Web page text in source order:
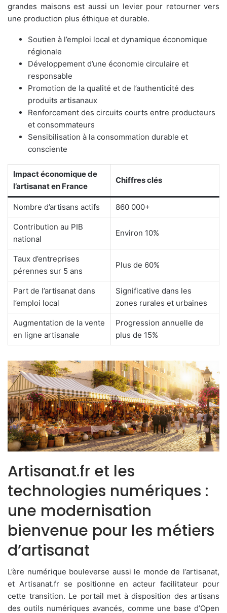
grandes maisons est aussi un levier pour retourner vers
une production plus éthique et durable.
Soutien à l’emploi local et dynamique économique
régionale
Développement d’une économie circulaire et
responsable
Promotion de la qualité et de l’authenticité des
produits artisanaux
Renforcement des circuits courts entre producteurs
et consommateurs
Sensibilisation à la consommation durable et
consciente
Impact économique de
l’artisanat en France
Chiffres clés
Nombre d’artisans actifs 860 000+
Contribution au PIB
national
Environ 10%
Taux d’entreprises
pérennes sur 5 ans
Plus de 60%
Part de l’artisanat dans
l’emploi local
Significative dans les
zones rurales et urbaines
Augmentation de la vente
en ligne artisanale
Progression annuelle de
plus de 15%
Artisanat.fr et les
technologies numériques :
une modernisation
bienvenue pour les métiers
d’artisanat
L’ère numérique bouleverse aussi le monde de l’artisanat,
et Artisanat.fr se positionne en acteur facilitateur pour
cette transition. Le portail met à disposition des artisans
des outils numériques avancés, comme une base d’Open